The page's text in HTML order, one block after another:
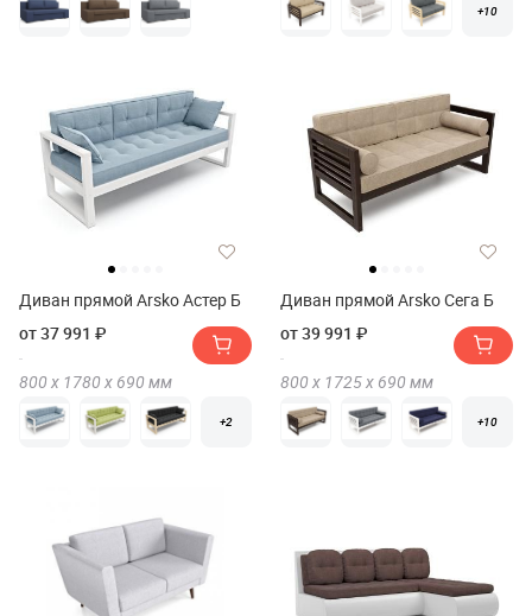
+10
Диван прямой Arsko Астер Б
от 37 991 ₽
800 х 1780 х 690 мм
+2
Диван прямой Arsko Сега Б
от 39 991 ₽
800 х 1725 х 690 мм
+10